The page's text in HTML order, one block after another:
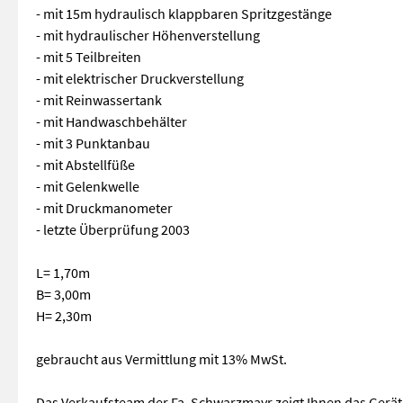
- mit 15m hydraulisch klappbaren Spritzgestänge
- mit hydraulischer Höhenverstellung
- mit 5 Teilbreiten
- mit elektrischer Druckverstellung
- mit Reinwassertank
- mit Handwaschbehälter
- mit 3 Punktanbau
- mit Abstellfüße
- mit Gelenkwelle
- mit Druckmanometer
- letzte Überprüfung 2003
L= 1,70m
B= 3,00m
H= 2,30m
gebraucht aus Vermittlung mit 13% MwSt.